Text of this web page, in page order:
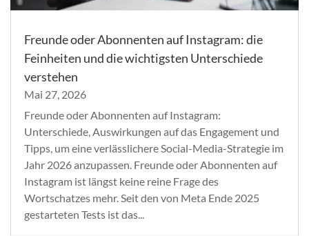
Freunde oder Abonnenten auf Instagram: die
Feinheiten und die wichtigsten Unterschiede
verstehen
Mai 27, 2026
Freunde oder Abonnenten auf Instagram:
Unterschiede, Auswirkungen auf das Engagement und
Tipps, um eine verlässlichere Social-Media-Strategie im
Jahr 2026 anzupassen. Freunde oder Abonnenten auf
Instagram ist längst keine reine Frage des
Wortschatzes mehr. Seit den von Meta Ende 2025
gestarteten Tests ist das...